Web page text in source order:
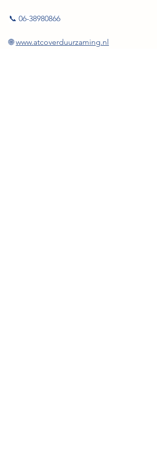
📞 06-38980866
🌐 www.atcoverduurzaming.nl